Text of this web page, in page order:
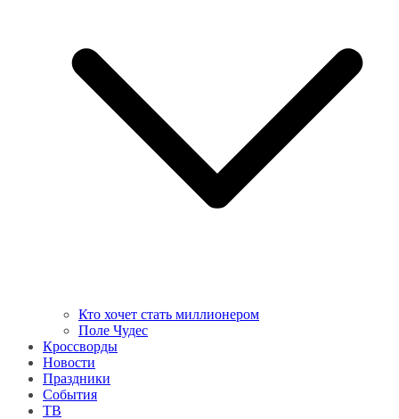
Кто хочет стать миллионером
Поле Чудес
Кроссворды
Новости
Праздники
События
ТВ